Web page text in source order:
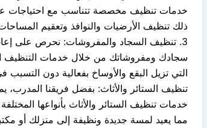
خدمات تنظيف مخصصة تتناسب مع احتياجات
ذلك تنظيف الأرضيات والنوافذ وتعقيم
3. تنظيف السجاد والمفروشات: نحرص على
سجادك ومفروشاتك من خلال خدمات التنظيف
تنظيف الستائر والأثاث: بفضل فريقنا المدرب،
خدمات تنظيف الستائر والأثاث بأنواعها
مما يعيد لمسة جديدة ونظيفة إلى منزلك أو